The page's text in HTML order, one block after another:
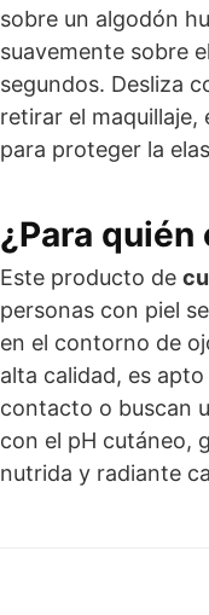
sobre un algodón
suavemente sobre
segundos. Desliza
retirar el
para proteger la
¿Para quién
Este producto de
personas con piel
en el contorno de
alta calidad, es
contacto o buscan
con el pH cutáneo,
nutrida y radiante